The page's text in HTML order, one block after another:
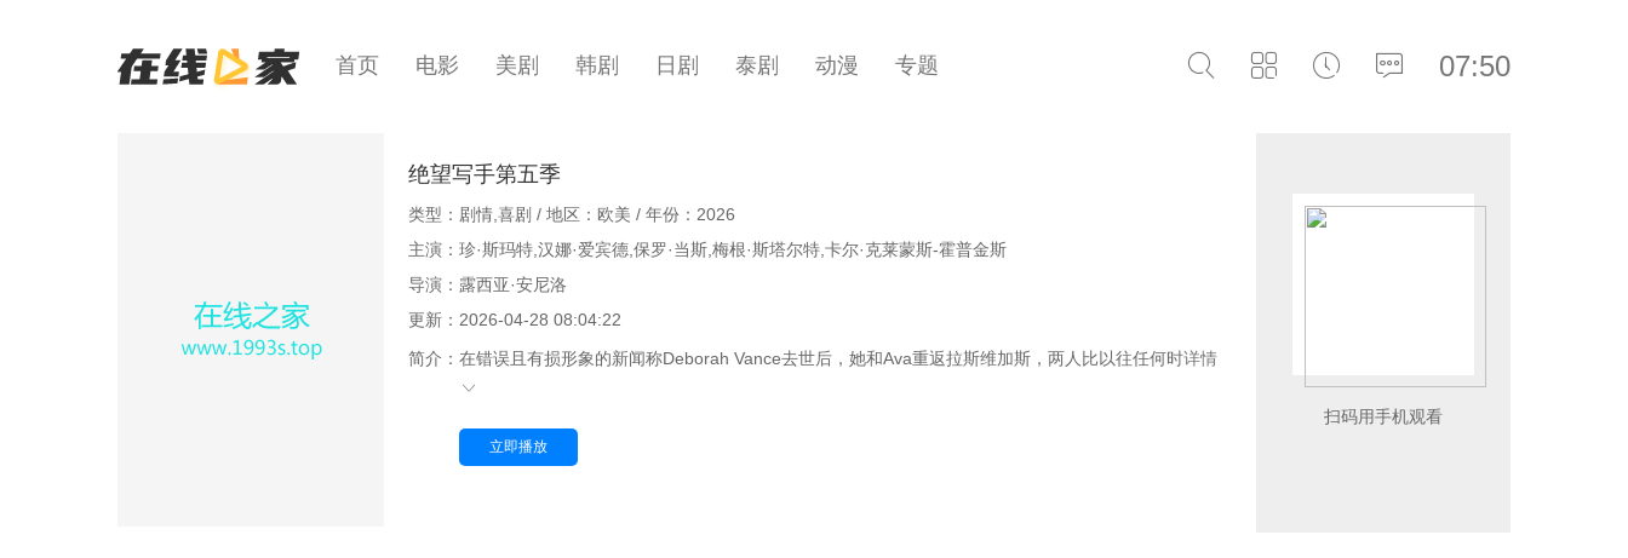
07:50
首页 电影 美剧 韩剧 日剧 泰剧 动漫 专题
绝望写手第五季
类型：剧情,喜剧 / 地区：欧美 / 年份：2026
主演：珍·斯玛特,汉娜·爱宾德,保罗·当斯,梅根·斯塔尔特,卡尔·克莱蒙斯-霍普金斯
导演：露西亚·安尼洛
更新：2026-04-28 08:04:22
简介： 在错误且有损形象的新闻称Deborah Vance去世后，她和Ava重返拉斯维加斯，两人比以往任何时详情
立即播放
扫码用手机观看